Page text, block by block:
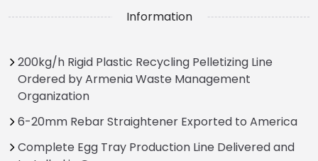
Information
200kg/h Rigid Plastic Recycling Pelletizing Line
Ordered by Armenia Waste Management
Organization
6-20mm Rebar Straightener Exported to America
Complete Egg Tray Production Line Delivered and